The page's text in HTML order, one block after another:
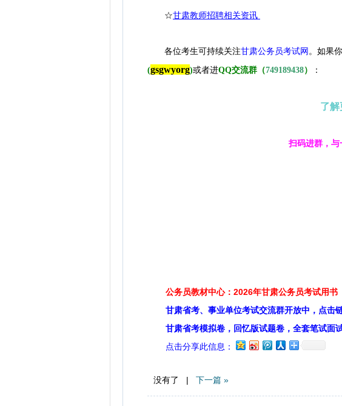
☆甘肃教师招聘相关资讯
各位考生可持续关注甘肃公务员考试网 。 如果
(gsgwyorg)或者进QQ交流群（749189438） ：
了解
扫码进群，与
公务员教材中心：2026年甘肃公务员考试用书
甘肃省考、事业单位考试交流群开放中，点击
甘肃省考模拟卷，回忆版试题卷，全套笔试面
点击分享此信息：
没有了 | 下一篇 »